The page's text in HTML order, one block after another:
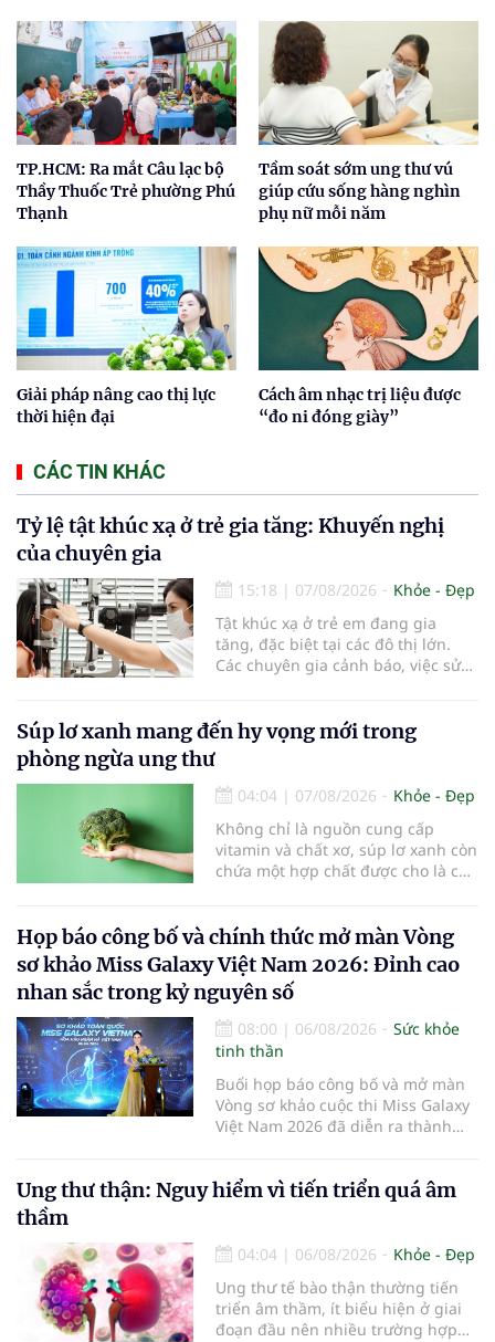
TP.HCM: Ra mắt Câu lạc bộ
Thầy Thuốc Trẻ phường Phú
Thạnh
Tầm soát sớm ung thư vú
giúp cứu sống hàng nghìn
phụ nữ mỗi năm
Giải pháp nâng cao thị lực
thời hiện đại
Cách âm nhạc trị liệu được
“đo ni đóng giày”
CÁC TIN KHÁC
Tỷ lệ tật khúc xạ ở trẻ gia tăng: Khuyến nghị
của chuyên gia
15:18 | 07/08/2026
Khỏe - Đẹp
Tật khúc xạ ở trẻ em đang gia
tăng, đặc biệt tại các đô thị lớn.
Các chuyên gia cảnh báo, việc sử
trường học tập chưa đạt chuẩn
đang khiến tình trạng cận thị ngày
của gia đình, nhà trường và ngành
y tế để bảo vệ đôi mắt của thế hệ
tương lai.
Súp lơ xanh mang đến hy vọng mới trong
phòng ngừa ung thư
04:04 | 07/08/2026
Khỏe - Đẹp
Không chỉ là nguồn cung cấp
vitamin và chất xơ, súp lơ xanh còn
chứa một hợp chất được cho là có
Họp báo công bố và chính thức mở màn Vòng
sơ khảo Miss Galaxy Việt Nam 2026: Đỉnh cao
nhan sắc trong kỷ nguyên số
08:00 | 06/08/2026
Sức khỏe
tinh thần
Buổi họp báo công bố và mở màn
Vòng sơ khảo cuộc thi Miss Galaxy
Việt Nam 2026 đã diễn ra thành
sắc quy mô, khác biệt và tiên
lĩnh, Văn hóa và Công nghệ số
Ung thư thận: Nguy hiểm vì tiến triển quá âm
thầm
04:04 | 06/08/2026
Khỏe - Đẹp
Ung thư tế bào thận thường tiến
triển âm thầm, ít biểu hiện ở giai
đoạn đầu nên nhiều trường hợp